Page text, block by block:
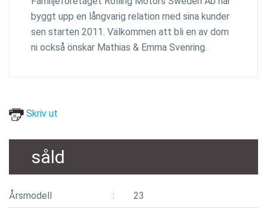
byggt upp en långvarig relation med sina kunder
sen starten 2011. Välkommen att bli en av dom
ni också önskar Mathias & Emma Svenring.
Skriv ut
såld
Årsmodell 23